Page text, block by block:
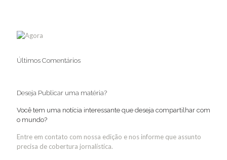
Últimos Comentários
Deseja Publicar uma matéria?
Você tem uma notícia interessante que deseja compartilhar com
o mundo?
Entre em contato com nossa edição e nos informe que assunto
precisa de cobertura jornalística.